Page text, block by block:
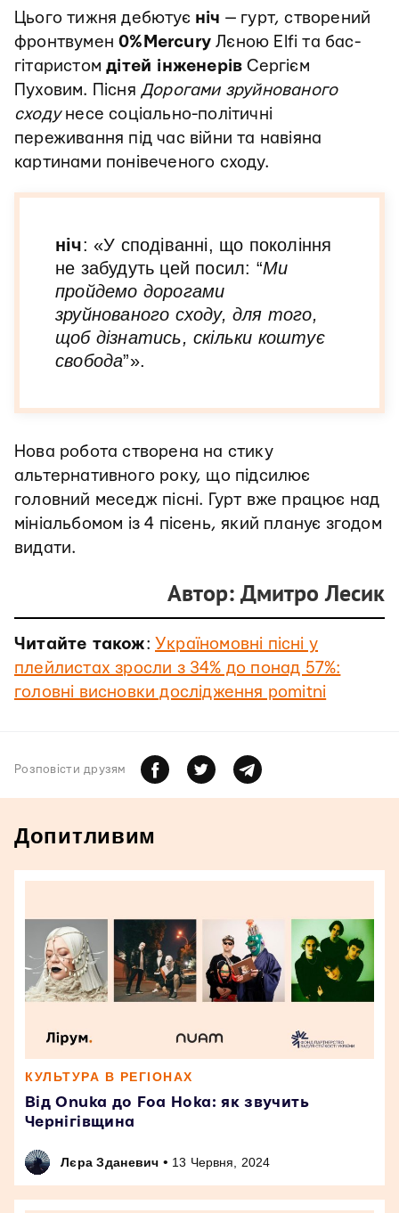
Цього тижня дебютує ніч — гурт, створений
фронтвумен0%Mercury Лєною Elfi та бас-
гітаристомдітей інженерів Сергієм
Пуховим. Пісня Дорогами зруйнованого
сходунесе соціально-політичні
переживання під час війни та навіяна
картинами понівеченого сходу.
ніч: «У сподіванні, що покоління
не забудуть цей посил: “Ми
пройдемо дорогами
зруйнованого сходу, для того,
щоб дізнатись, скільки коштує
свобода”».
Нова робота створена на стику
альтернативного року, що підсилює
головний меседж пісні. Гурт вже працює над
мініальбомом із 4 пісень, який планує згодом
видати.
Автор: Дмитро Лесик
Читайте також: Україномовні пісні у
плейлистах зросли з 34% до понад 57%:
головні висновки дослідження pomitni
Розповiсти друзям
Допитливим
КУЛЬТУРА В РЕГІОНАХ
Від Onuka до Foa Hoka: як звучить
Чернігівщина
Лєра Зданевич • 13 Червня, 2024